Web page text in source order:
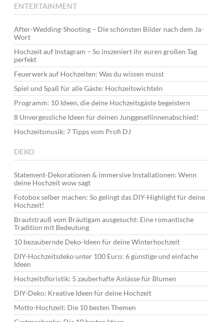
ENTERTAINMENT
After-Wedding-Shooting – Die schönsten Bilder nach dem Ja-
Wort
Hochzeit auf Instagram – So inszeniert ihr euren großen Tag
perfekt
Feuerwerk auf Hochzeiten: Was du wissen musst
Spiel und Spaß für alle Gäste: Hochzeitswichteln
Programm: 10 Ideen, die deine Hochzeitsgäste begeistern
8 Unvergessliche Ideen für deinen Junggesellinnenabschied!
Hochzeitsmusik: 7 Tipps vom Profi DJ
DEKO
Statement-Dekorationen & immersive Installationen: Wenn
deine Hochzeit wow sagt
Fotobox selber machen: So gelingt das DIY-Highlight für deine
Hochzeit!
Brautstrauß vom Bräutigam ausgesucht: Eine romantische
Tradition mit Bedeutung
10 bezaubernde Deko-Ideen für deine Winterhochzeit
DIY-Hochzeitsdeko unter 100 Euro: 6 günstige und einfache
Ideen
Hochzeitsfloristik: 5 zauberhafte Anlässe für Blumen
DIY-Deko: Kreative Ideen für deine Hochzeit
Motto-Hochzeit: Die 10 besten Themen